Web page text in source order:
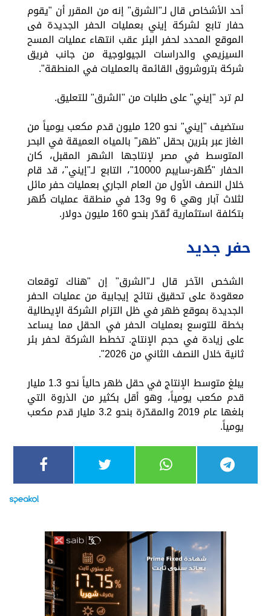
أحد الأشخاص قال لـ"الشرق" إنه من المقرر أن "يقوم
حفار تابع لشركة إيني بعمليات الحفر الجديدة فى
الموقع المحدد لحفر البئر عقب انتهاء عمليات المسح
السيزيمي والدراسات الجيولوجية من جانب فريق
شركة بتروشروق القائمة بالعمليات في المنطقة".
لم ترد "إيني" على طلبات من "الشرق" للتعليق.
ستضيف "إيني" نحو 120 مليون قدم مكعب يومياً من
الغاز عبر بئرين بحقل "ظهر" بالمياه العميقة في البحر
المتوسط في مصر لإنتاجها الشهر المقبل، كان
الحفار "ظُهر-سايبم 10000"، التابع لـ"إيني"، قد قام
خلال النصف الأول من العام الجاري بعمليات حفر مائل
لثلاث آبار وهي 6 و9 و13 في منطقة عمليات ظُهر
بتكلفة استثمارية تُقدّر بنحو 160 مليون دولار.
حفر جديد
الشخص الآخر قال لـ"الشرق" إن "هناك توقعات
معقودة على تحقيق نتائج إيجابية من عمليات الحفر
الجديدة بموقع ظهر في ظل التزام الشركة الإيطالية
بخطة للتوسع بعمليات الحفر في الحقل مما يساعد
على زيادة في حجم الإنتاج. تخطط الشركة لحفر بئر
ثانية خلال النصف الثاني من 2026".
يبلغ متوسط الإنتاج في حقل ظهر حالياً نحو 1.3 مليار
قدم مكعب يومياً، وهو أقل بكثير من الذروة التي
بلغها عام 2019 والمقدّرة بنحو 3.2 مليار قدم مكعب
يومياً.